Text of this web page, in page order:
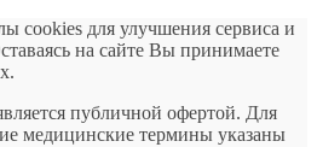
cookies для улучшения сервиса и
на сайте Вы принимаете
публичной офертой. Для
медицинские термины указаны